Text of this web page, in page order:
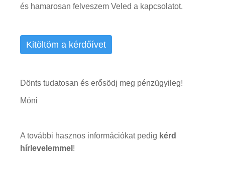
és hamarosan felveszem Veled a kapcsolatot.
Kitöltöm a kérdőívet
Dönts tudatosan és erősödj meg pénzügyileg!
Móni
A további hasznos információkat pedig kérd
hírlevelemmel !